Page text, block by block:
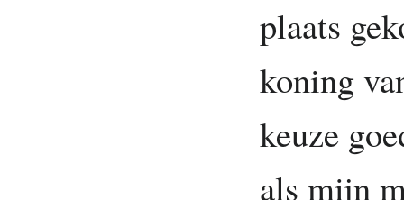
plaats
koning
keuze
als mijn